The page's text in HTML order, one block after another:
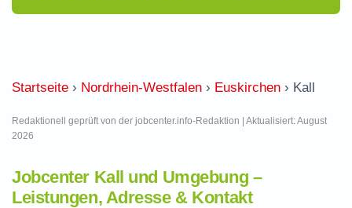
Startseite › Nordrhein-Westfalen › Euskirchen › Kall
Redaktionell geprüft von der jobcenter.info-Redaktion | Aktualisiert: August
2026
Jobcenter Kall und Umgebung –
Leistungen, Adresse & Kontakt